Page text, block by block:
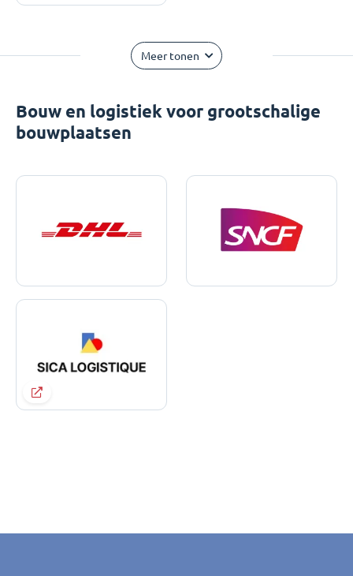
Meer tonen
Bouw en logistiek voor grootschalige
bouwplaatsen